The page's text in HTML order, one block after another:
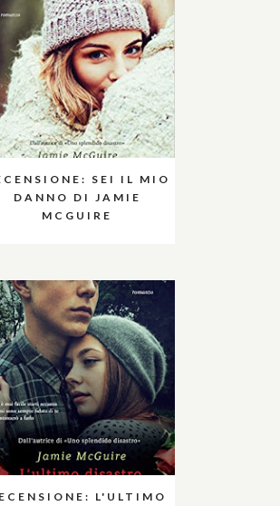
SEI IL MIO
DANNO DI JAMIE
MCGUIRE
L'ULTIMO